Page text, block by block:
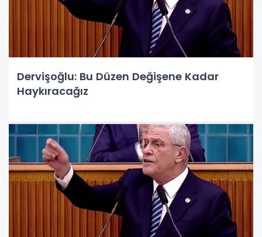
Dervişoğlu: Bu Düzen Değişene Kadar
Haykıracağız